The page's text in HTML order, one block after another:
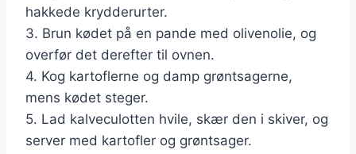
hakkede krydderurter.
3. Brun kødet på en pande med olivenolie, og
overfør det derefter til ovnen.
4. Kog kartoflerne og damp grøntsagerne,
mens kødet steger.
5. Lad kalveculotten hvile, skær den i skiver, og
server med kartofler og grøntsager.